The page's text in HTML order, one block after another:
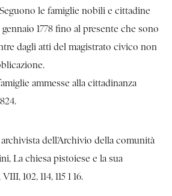
Seguono le famiglie nobili e cittadine
1778 fino al presente che sono
dagli atti del magistrato civico non
ammesse alla cittadinanza
dell’Archivio della comunità
La chiesa pistoiese e la sua
102, 114, 115 1 16.